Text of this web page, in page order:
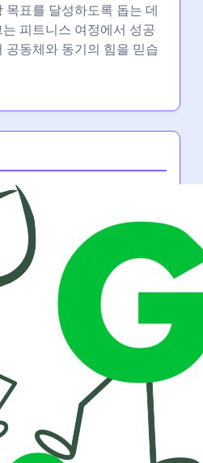
목표를 달성하도록 돕는 데
피트니스 여정에서 성공
공동체와 동기의 힘을 믿습